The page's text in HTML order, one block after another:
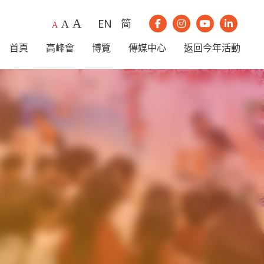
A A A EN 简 我們的Facebook
我們的Instagram
我們的我們的
首頁 高峰會 博覽 傳媒中心 返回今年活動